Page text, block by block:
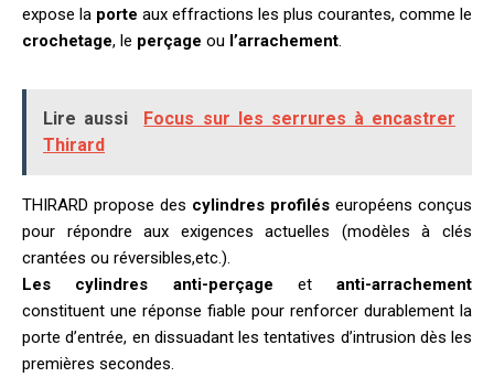
expose la porte aux effractions les plus courantes, comme le
crochetage, le perçage ou l’arrachement.
Lire aussi
Focus sur les serrures à encastrer
Thirard
THIRARD propose des cylindres profilés européens conçus
pour répondre aux exigences actuelles (modèles à clés
crantées ou réversibles,etc.).
Les cylindres anti-perçage et anti-arrachement
constituent une réponse fiable pour renforcer durablement la
porte d’entrée, en dissuadant les tentatives d’intrusion dès les
premières secondes.